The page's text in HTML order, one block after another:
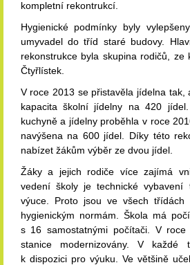
kompletní rekontrukcí.
Hygienické podmínky byly
umyvadel do tříd staré budovy.
rekonstrukce byla skupina rodičů, ze
Čtyřlístek.
V roce 2013 se přistavěla jídelna tak,
kapacita školní jídelny na 420
kuchyně a jídelny proběhla v roce
navýšena na 600 jídel. Díky této
nabízet žákům výběr ze dvou jídel.
Žáky a jejich rodiče více zajímá
vedení školy je technické
výuce. Proto jsou ve všech třídách
hygienickým normám. Škola má
s 16 samostatnými počítači. V
stanice modernizovány. V
k dispozici pro výuku. Ve většině